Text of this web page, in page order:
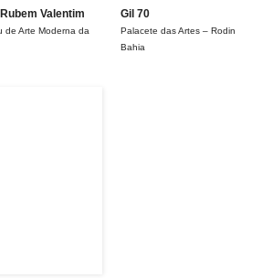
Valentim
de Arte Moderna da
Gil 70
Palacete das Artes – Rodin
Bahia